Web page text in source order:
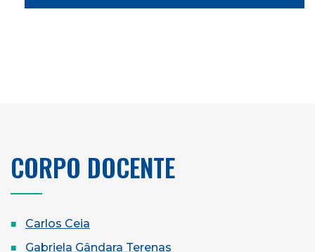
CORPO DOCENTE
Carlos Ceia
Gabriela Gândara Terenas